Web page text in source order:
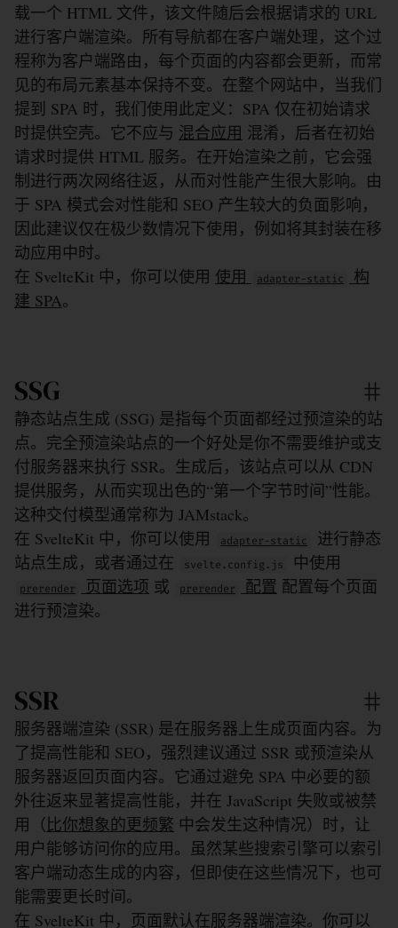
载一个 HTML 文件，该文件随后会根据请求的 URL
进行客户端渲染。所有导航都在客户端处理，这个过
程称为客户端路由，每个页面的内容都会更新，而常
见的布局元素基本保持不变。在整个网站中，当我们
提到 SPA 时，我们使用此定义：SPA 仅在初始请求
时提供空壳。它不应与 混合应用 混淆，后者在初始
请求时提供 HTML 服务。在开始渲染之前，它会强
制进行两次网络往返，从而对性能产生很大影响。由
于 SPA 模式会对性能和 SEO 产生较大的负面影响，
因此建议仅在极少数情况下使用，例如将其封装在移
动应用中时。
在 SvelteKit 中，你可以使用 使用 adapter-static
构
建 SPA。
SSG
静态站点生成 (SSG) 是指每个页面都经过预渲染的站
点。完全预渲染站点的一个好处是你不需要维护或支
付服务器来执行 SSR。生成后，该站点可以从 CDN
提供服务，从而实现出色的“第一个字节时间”性能。
这种交付模型通常称为 JAMstack。
在 SvelteKit 中，你可以使用
adapter-static
进行静态
站点生成，或者通过在
svelte.config.js 中使用
prerender 页面选项 或 prerender 配置 配置每个页面
进行预渲染。
SSR
服务器端渲染 (SSR) 是在服务器上生成页面内容。为
了提高性能和 SEO，强烈建议通过 SSR 或预渲染从
服务器返回页面内容。它通过避免 SPA 中必要的额
外往返来显著提高性能，并在 JavaScript 失败或被禁
用（比你想象的更频繁 中会发生这种情况）时，让
用户能够访问你的应用。虽然某些搜索引擎可以索引
客户端动态生成的内容，但即使在这些情况下，也可
能需要更长时间。
在 SvelteKit 中，页面默认在服务器端渲染。你可以